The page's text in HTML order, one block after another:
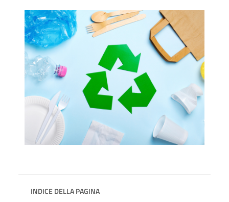
INDICE DELLA PAGINA